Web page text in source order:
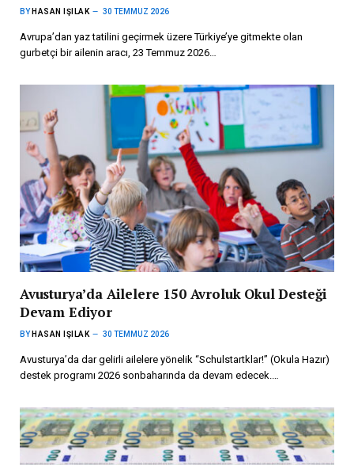
BY HASAN IŞILAK 30 TEMMUZ 2026
Avrupa’dan yaz tatilini geçirmek üzere Türkiye’ye gitmekte olan
gurbetçi bir ailenin aracı, 23 Temmuz 2026…
Avusturya’da Ailelere 150 Avroluk Okul Desteği
Devam Ediyor
BY HASAN IŞILAK 30 TEMMUZ 2026
Avusturya’da dar gelirli ailelere yönelik “Schulstartklar!” (Okula Hazır)
destek programı 2026 sonbaharında da devam edecek.…